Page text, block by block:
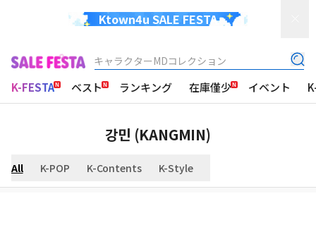
Ktown4u SALE FESTA
キャラクターMDコレクション
K-FESTA ベスト ランキング 在庫僅少 イベント
강민 (KANGMIN)
All K-POP K-Contents K-Style